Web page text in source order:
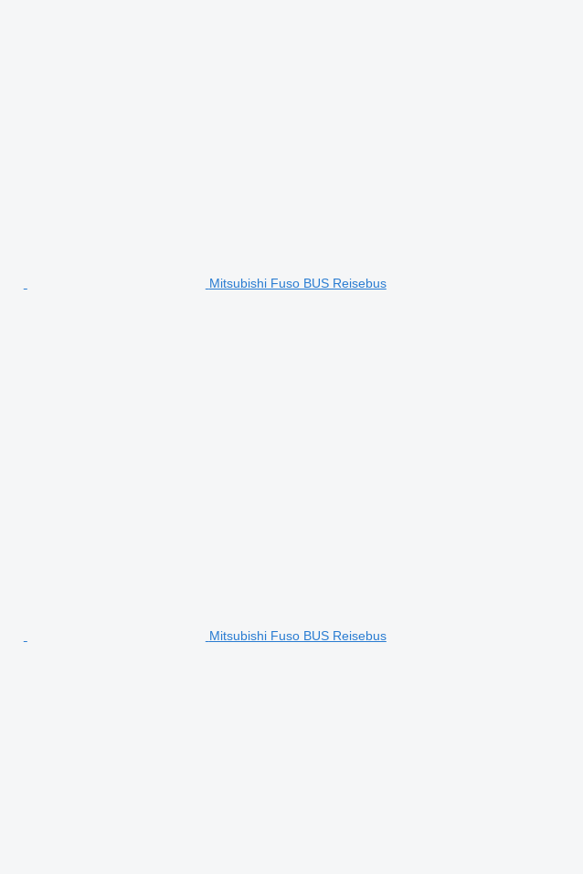
Mitsubishi Fuso BUS Reisebus
Mitsubishi Fuso BUS Reisebus